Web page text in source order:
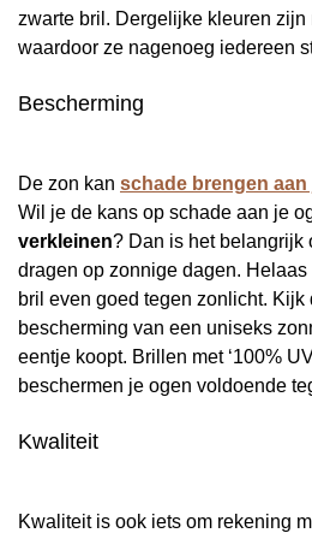
zwarte bril. Dergelijke kleuren
waardoor ze nagenoeg iedereen
Bescherming
De zon kan schade brengen aan
Wil je de kans op schade aan je
verkleinen? Dan is het belangrijk
dragen op zonnige dagen.
bril even goed tegen zonlicht. Kijk
bescherming van een uniseks
eentje koopt. Brillen met ‘100%
beschermen je ogen voldoende
Kwaliteit
Kwaliteit is ook iets om rekening